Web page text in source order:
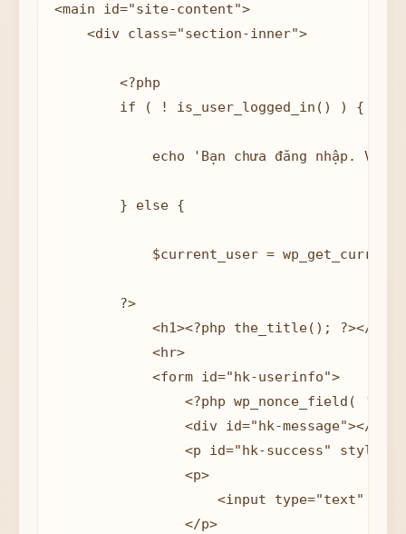
<main id="site-content">
    <div class="section-inner">
        <?php
        if ( ! is_user_logged_in() ) {
echo 'Bạn chưa đăng nhập. Vui
        } else {
$current_user =
        ?>
            <h1><?php the_title(); ?></h1>
            <hr>
            <form id="hk-userinfo">
<?php wp_nonce_field(
                <div id="hk-message"></div>
<p id="hk-success"
                <p>
<input type="text"
                </p>